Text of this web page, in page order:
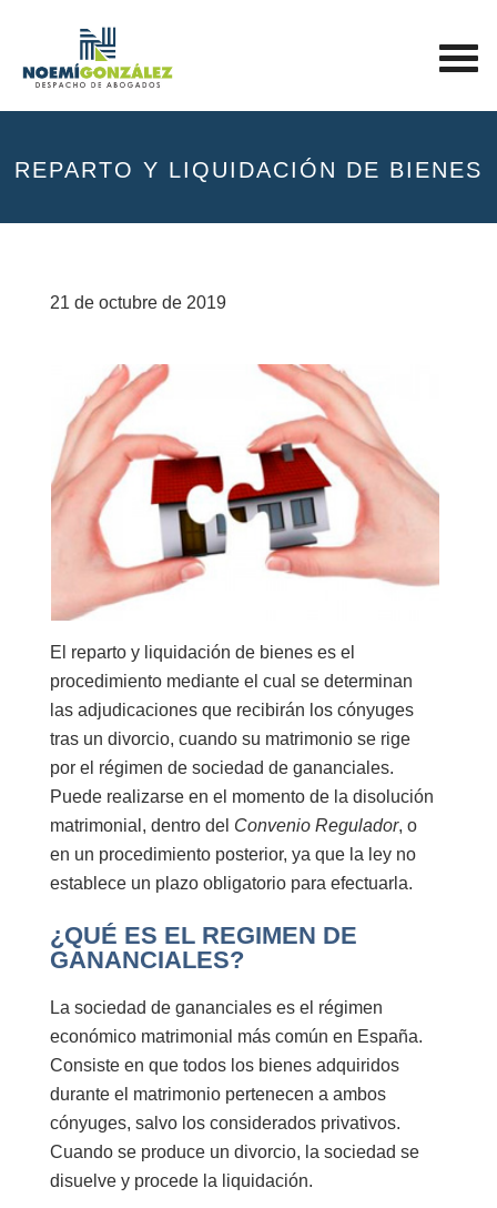
REPARTO Y LIQUIDACIÓN DE BIENES
21 de octubre de 2019
El reparto y liquidación de bieneses el
procedimiento mediante el cual se determinan
las adjudicaciones que recibirán los cónyuges
tras un divorcio, cuando su matrimonio se rige
por el régimen de sociedad de gananciales.
Puede realizarse en el momento de la disolución
matrimonial, dentro del Convenio Regulador, o
en un procedimiento posterior, ya que la ley no
establece un plazo obligatorio para efectuarla.
¿QUÉ ES EL REGIMEN DE
GANANCIALES?
La sociedad de gananciales es el régimen
económico matrimonial más común en España.
Consiste en que todos los bienes adquiridos
durante el matrimonio pertenecen a ambos
cónyuges, salvo los considerados privativos.
Cuando se produce un divorcio, la sociedad se
disuelve y procede la liquidación.